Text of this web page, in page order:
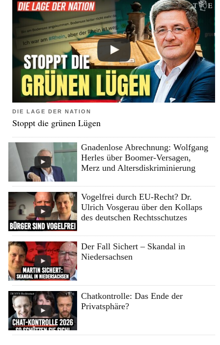
DIE LAGE DER NATION
Stoppt die grünen Lügen
Gnadenlose Abrechnung: Wolfgang
Herles über Boomer-Versagen,
Merz und Altersdiskriminierung
Vogelfrei durch EU-Recht? Dr.
Ulrich Vosgerau über den Kollaps
des deutschen Rechtsschutzes
Der Fall Sichert – Skandal in
Niedersachsen
Chatkontrolle: Das Ende der
Privatsphäre?